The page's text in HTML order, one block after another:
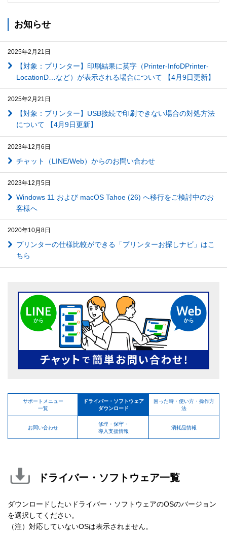
お知らせ
2025年2月21日
【対象：プリンター】印刷結果に英字（Printer-InfoDPrinter-
LocationD…など）が表示される場合について 【4月9日更新】
2025年2月21日
【対象：プリンター】USB接続で印刷できない場合の対処方法
について 【4月9日更新】
2023年12月6日
チャット（LINE/Web）からのお問い合わせ
2023年12月5日
Windows 11 および macOS Tahoe (26) へ移行をご検討中のお
客様へ
2020年10月8日
プリンターの仕様比較ができる「プリンターお探しナビ」はこ
ちら
サポートメニュー
一覧
ドライバー・ソフトウェア
ダウンロード
困った時・使い方・操作方
法
お問い合わせ
修理・保守・
導入支援情報
消耗品情報
ドライバー・ソフトウェア一覧
ダウンロードしたいドライバー・ソフトウェアのOSのバージョン
を選択してください。
（注）対応していないOSは表示されません。